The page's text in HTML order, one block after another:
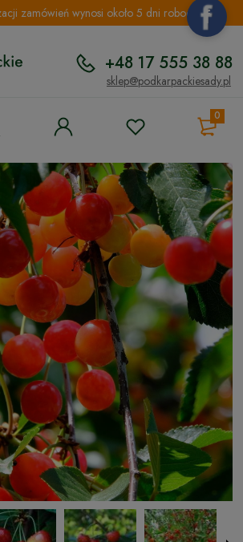
zamówień wynosi około 5 dni roboczych.
+48 17 555 38 88
sklep@podkarpackiesady.pl
0